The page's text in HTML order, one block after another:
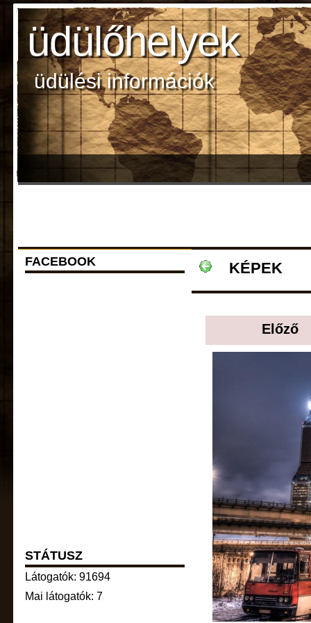
üdülőhelyek
üdülési információk
KÉPEK
Előző
FACEBOOK
STÁTUSZ
Látogatók: 91694
Mai látogatók: 7